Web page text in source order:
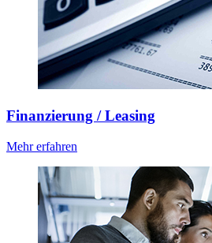
Finanzierung / Leasing
Mehr erfahren